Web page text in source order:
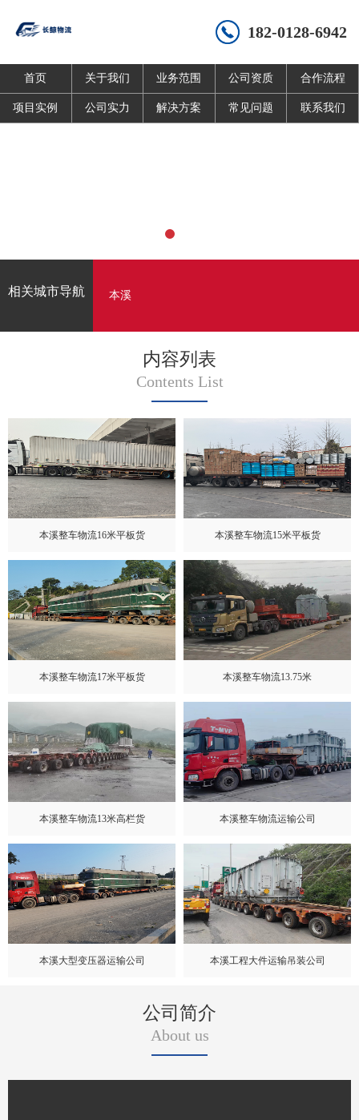
182-0128-6942
首页 关于我们 业务范围 公司资质 合作流程
项目实例 公司实力 解决方案 常见问题 联系我们
相关城市导航 本溪
内容列表
Contents List
本溪整车物流16米平板货 本溪整车物流15米平板货
本溪整车物流17米平板货 本溪整车物流13.75米
本溪整车物流13米高栏货 本溪整车物流运输公司
本溪大型变压器运输公司 本溪工程大件运输吊装公司
公司简介
About us